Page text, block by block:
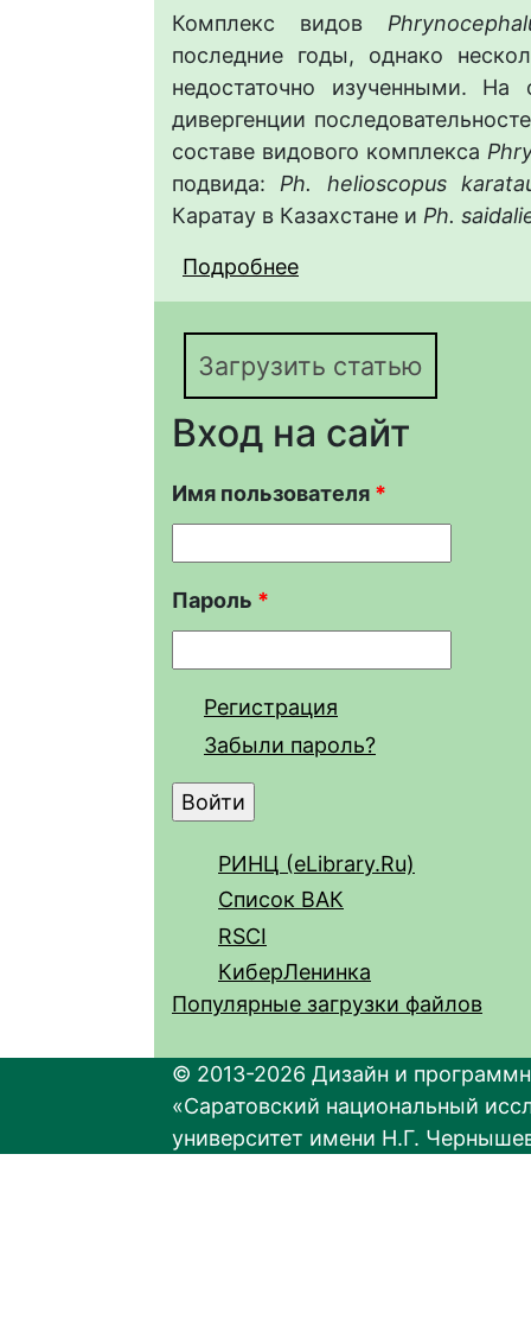
Комплекс видов
последние годы, однако
недостаточно изученными. На
дивергенции
составе видового комплекса
подвида:Ph. helioscopus
Каратау в Казахстане и Ph.
Подробнее
описание двух
Phrynocephalus
Загрузить статью
Вход на сайт
Имя пользователя *
Пароль *
Регистрация
Забыли пароль?
РИНЦ (eLibrary.Ru)
Список ВАК
RSCI
КиберЛенинка
Популярные загрузки файлов
© 2013-2026 Дизайн и
«Саратовский национальный
университет имени Н.Г.